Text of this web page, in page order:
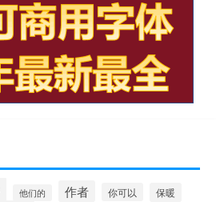
他们的 作者 你可以 保暖